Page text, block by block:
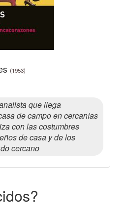
(1953)
que llega
de campo en cercanías
con las costumbres
de casa y de los
cercano